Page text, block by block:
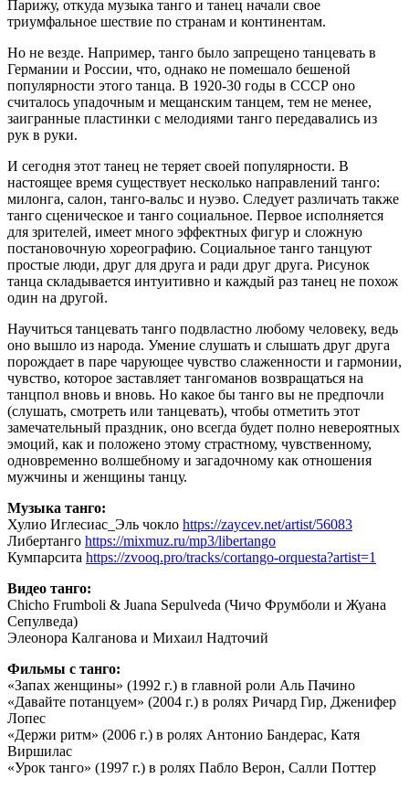
Парижу, откуда музыка танго и танец начали свое
триумфальное шествие по странам и континентам.
Но не везде. Например, танго было запрещено танцевать в
Германии и России, что, однако не помешало бешеной
популярности этого танца. В 1920-30 годы в СССР оно
считалось упадочным и мещанским танцем, тем не менее,
заигранные пластинки с мелодиями танго передавались из
рук в руки.
И сегодня этот танец не теряет своей популярности. В
настоящее время существует несколько направлений танго:
милонга, салон, танго-вальс и нуэво. Следует различать также
танго сценическое и танго социальное. Первое исполняется
для зрителей, имеет много эффектных фигур и сложную
постановочную хореографию. Социальное танго танцуют
простые люди, друг для друга и ради друг друга. Рисунок
танца складывается интуитивно и каждый раз танец не похож
один на другой.
Научиться танцевать танго подвластно любому человеку, ведь
оно вышло из народа. Умение слушать и слышать друг друга
порождает в паре чарующее чувство слаженности и гармонии,
чувство, которое заставляет тангоманов возвращаться на
танцпол вновь и вновь. Но какое бы танго вы не предпочли
(слушать, смотреть или танцевать), чтобы отметить этот
замечательный праздник, оно всегда будет полно невероятных
эмоций, как и положено этому страстному, чувственному,
одновременно волшебному и загадочному как отношения
мужчины и женщины танцу.
Музыка танго:
Хулио Иглесиас_Эль чокло https://zaycev.net/artist/56083
Либертанго https://mixmuz.ru/mp3/libertango
Кумпарсита https://zvooq.pro/tracks/cortango-orquesta?artist=1
Видео танго:
Chicho Frumboli & Juana Sepulveda (Чичо Фрумболи и Жуана
Сепулведа)
Элеонора Калганова и Михаил Надточий
Фильмы с танго:
«Запах женщины» (1992 г.) в главной роли Аль Пачино
«Давайте потанцуем» (2004 г.) в ролях Ричард Гир, Дженифер
Лопес
«Держи ритм» (2006 г.) в ролях Антонио Бандерас, Катя
Виршилас
«Урок танго» (1997 г.) в ролях Пабло Верон, Салли Поттер